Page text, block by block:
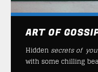
ART OF
Hidden secrets of
with some chilling